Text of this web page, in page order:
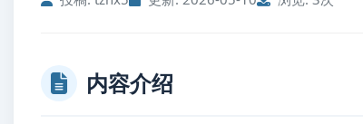
内容介绍